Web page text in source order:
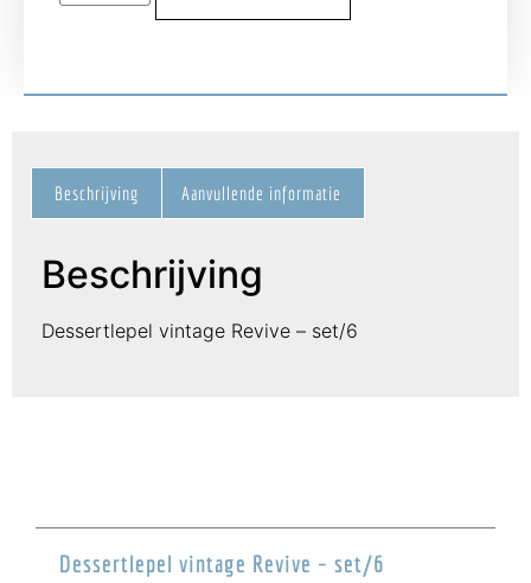
Beschrijving Aanvullende informatie
Beschrijving
Dessertlepel vintage Revive – set/6
Dessertlepel vintage Revive – set/6